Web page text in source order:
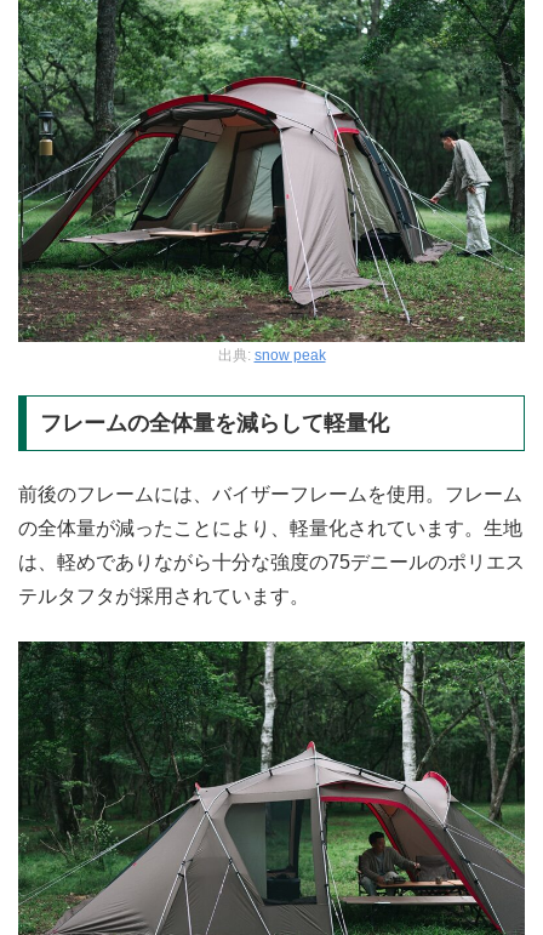
出典: snow peak
フレームの全体量を減らして軽量化
前後のフレームには、バイザーフレームを使用。フレーム
の全体量が減ったことにより、軽量化されています。生地
は、軽めでありながら十分な強度の75デニールのポリエス
テルタフタが採用されています。